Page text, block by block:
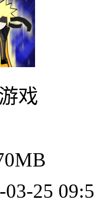
戏
03-25